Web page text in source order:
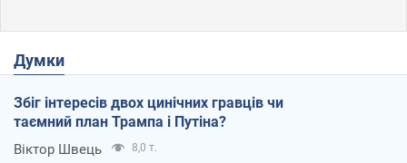
Думки
Збіг інтересів двох цинічних гравців чи
таємний план Трампа і Путіна?
Віктор Швець 8,0 т.